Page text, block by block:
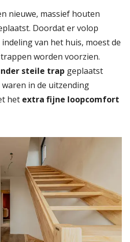
nieuwe, massief houten
Doordat er volop
van het huis, moest de
worden voorzien.
steile trap geplaatst
in de uitzending
het extra fijne loopcomfort